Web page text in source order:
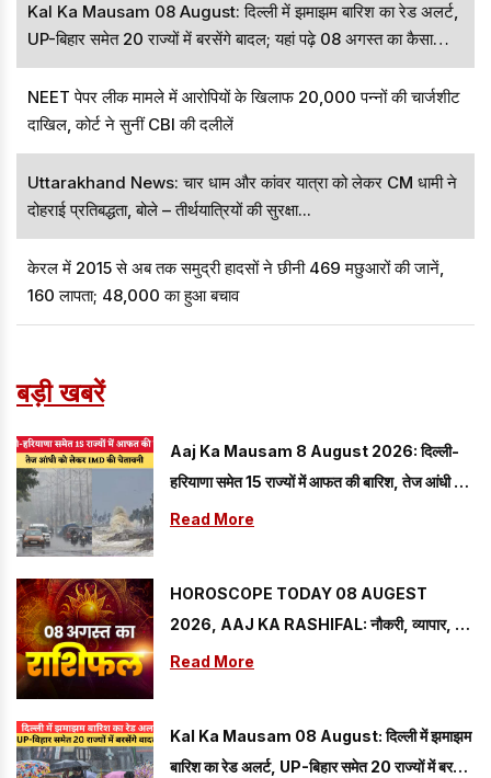
Kal Ka Mausam 08 August: दिल्ली में झमाझम बारिश का रेड अलर्ट,
UP-बिहार समेत 20 राज्यों में बरसेंगे बादल; यहां पढ़े 08 अगस्त का कैसा
रहेगा मौसम
NEET पेपर लीक मामले में आरोपियों के खिलाफ 20,000 पन्नों की चार्जशीट
दाखिल, कोर्ट ने सुनीं CBI की दलीलें
Uttarakhand News: चार धाम और कांवर यात्रा को लेकर CM धामी ने
दोहराई प्रतिबद्धता, बोले – तीर्थयात्रियों की सुरक्षा...
केरल में 2015 से अब तक समुद्री हादसों ने छीनी 469 मछुआरों की जानें,
160 लापता; 48,000 का हुआ बचाव
बड़ी खबरें
Aaj Ka Mausam 8 August 2026: दिल्ली-
हरियाणा समेत 15 राज्यों में आफत की बारिश, तेज आंधी को
लेकर IMD की चेतावनी
Read More
HOROSCOPE TODAY 08 AUGEST
2026, AAJ KA RASHIFAL: नौकरी, व्यापार, धन
और परिवार के लिए कैसा रहेगा आज का दिन, जानें अपनी
Read More
Kal Ka Mausam 08 August: दिल्ली में झमाझम
बारिश का रेड अलर्ट, UP-बिहार समेत 20 राज्यों में बरसेंगे